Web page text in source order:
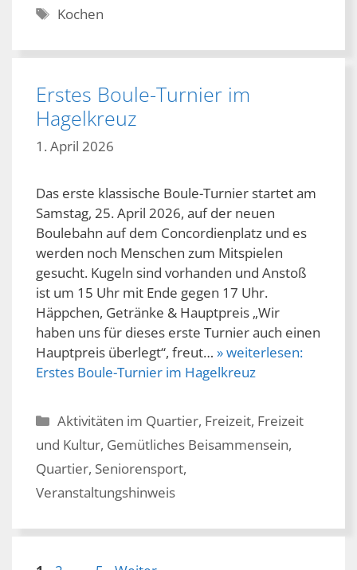
Schlagwörter
Kochen
Erstes Boule-Turnier im
Hagelkreuz
1. April 2026
Das erste klassische Boule-Turnier startet am
Samstag, 25. April 2026, auf der neuen
Boulebahn auf dem Concordienplatz und es
werden noch Menschen zum Mitspielen
gesucht. Kugeln sind vorhanden und Anstoß
ist um 15 Uhr mit Ende gegen 17 Uhr.
Häppchen, Getränke & Hauptpreis „Wir
haben uns für dieses erste Turnier auch einen
Hauptpreis überlegt“, freut… » weiterlesen:
Erstes Boule-Turnier im Hagelkreuz
Kategorien
Aktivitäten im Quartier, Freizeit, Freizeit
und Kultur, Gemütliches Beisammensein,
Quartier, Seniorensport,
Veranstaltungshinweis